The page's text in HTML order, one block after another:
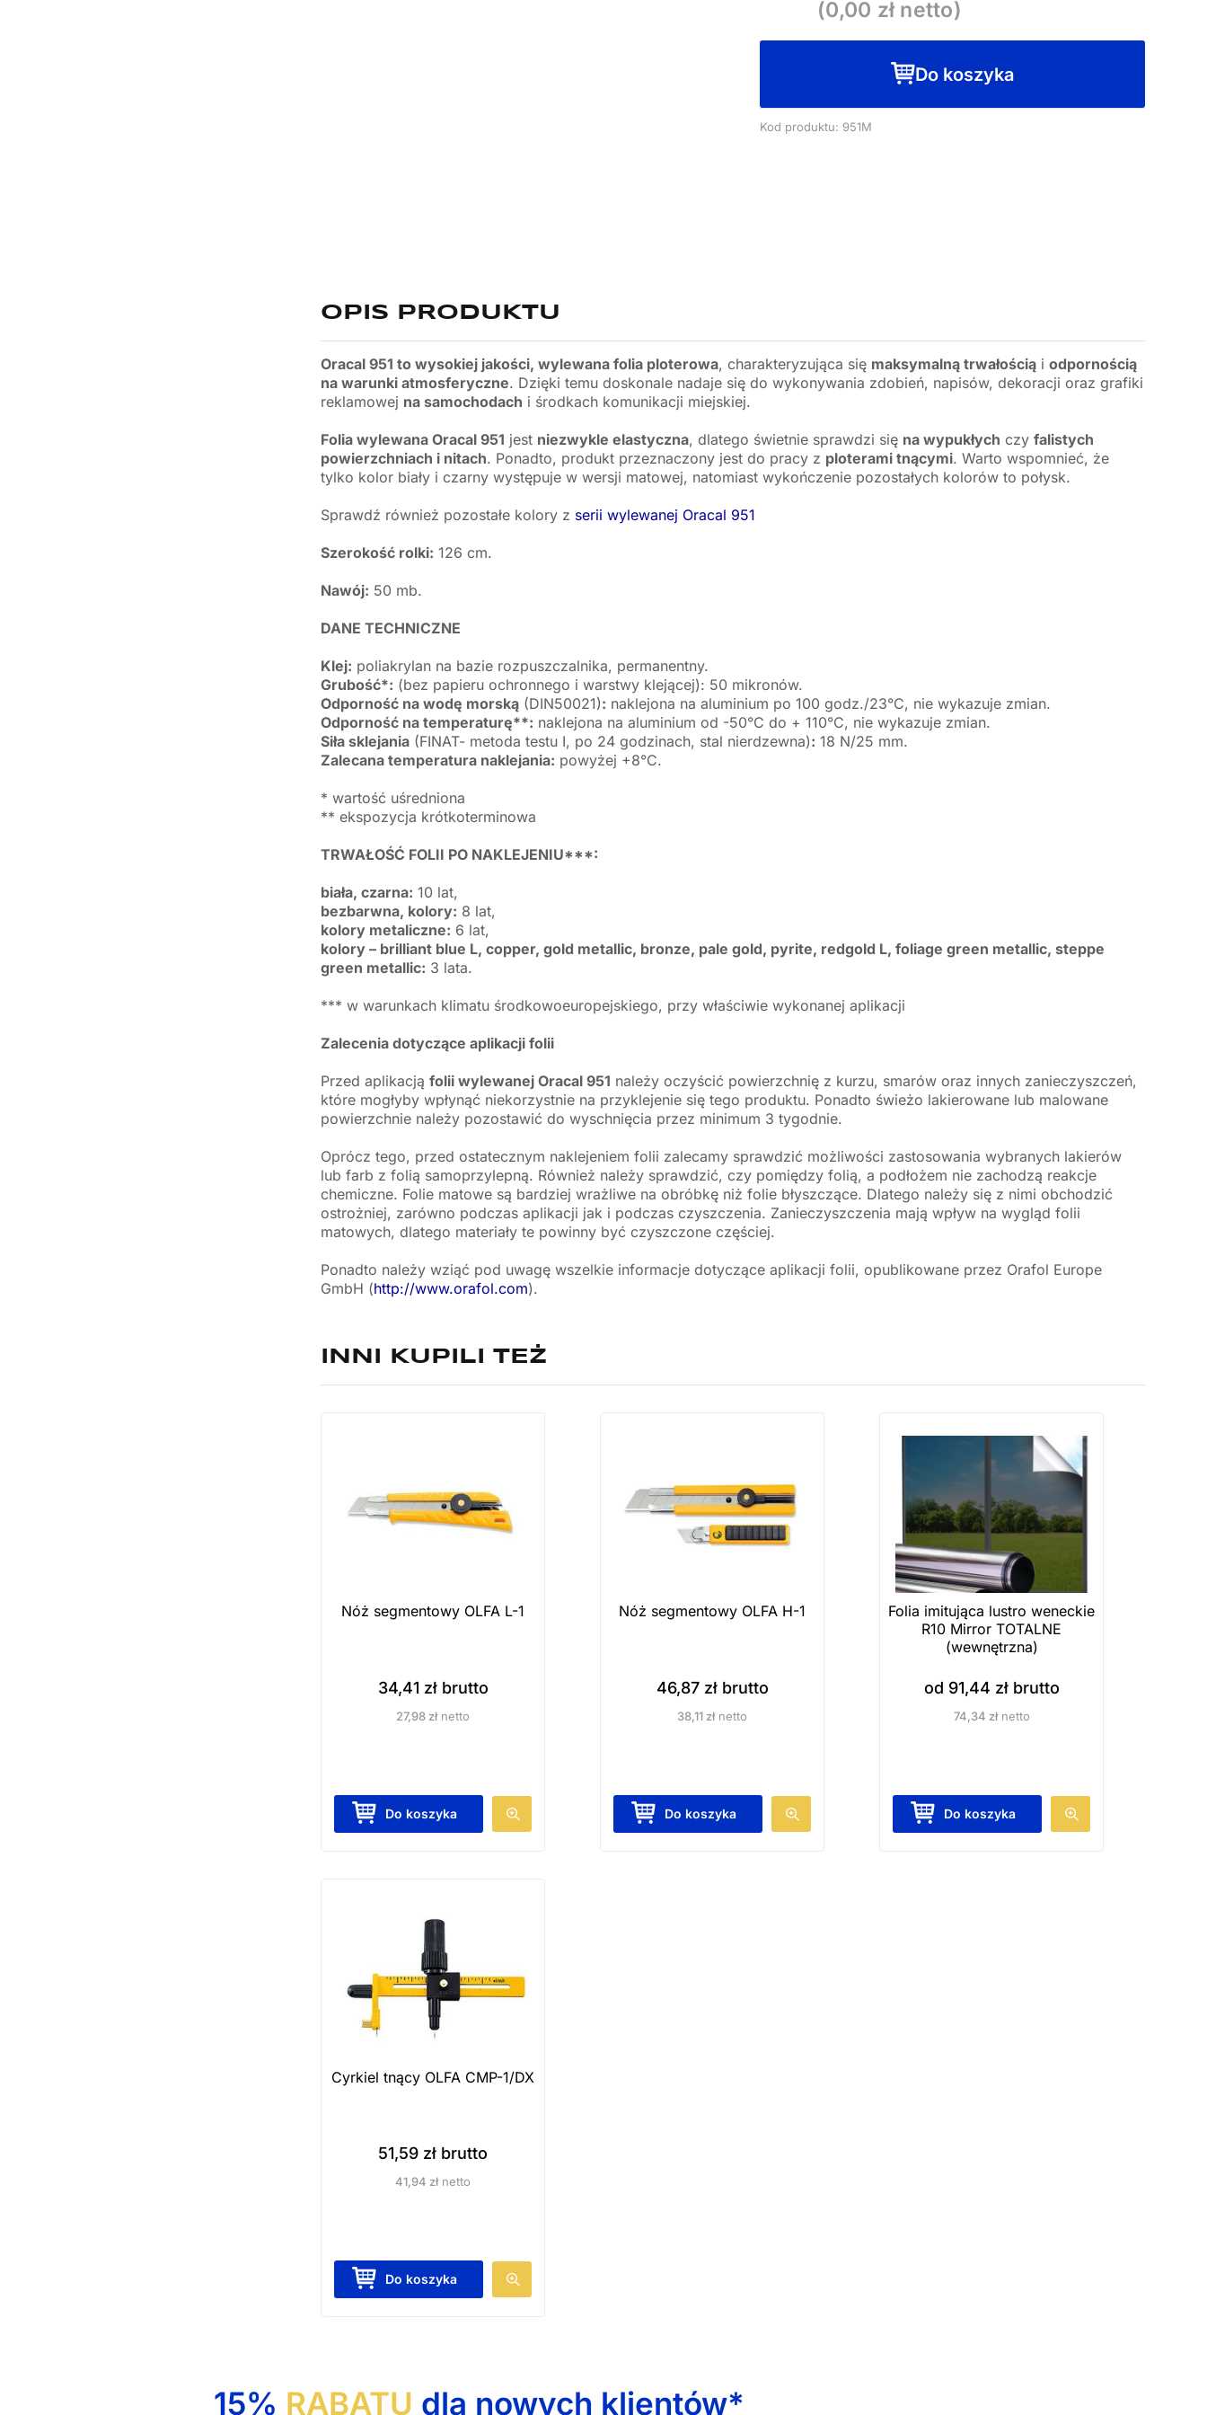
(0,00 zł netto)
Do koszyka
Kod produktu: 951M
OPIS PRODUKTU
Oracal 951 to wysokiej jakości, wylewana folia ploterowa, charakteryzująca się maksymalną trwałością i odpornością
na warunki atmosferyczne. Dzięki temu doskonale nadaje się do wykonywania zdobień, napisów, dekoracji oraz grafiki
reklamowej na samochodach i środkach komunikacji miejskiej.
Folia wylewana Oracal 951 jest niezwykle elastyczna, dlatego świetnie sprawdzi się na wypukłych czy falistych
powierzchniach i nitach. Ponadto, produkt przeznaczony jest do pracy z ploterami tnącymi. Warto wspomnieć, że
tylko kolor biały i czarny występuje w wersji matowej, natomiast wykończenie pozostałych kolorów to połysk.
Sprawdź również pozostałe kolory z serii wylewanej Oracal 951
Szerokość rolki: 126 cm.
Nawój: 50 mb.
DANE TECHNICZNE
Klej: poliakrylan na bazie rozpuszczalnika, permanentny.
Grubość*: (bez papieru ochronnego i warstwy klejącej): 50 mikronów.
Odporność na wodę morską (DIN50021): naklejona na aluminium po 100 godz./23°C, nie wykazuje zmian.
Odporność na temperaturę**: naklejona na aluminium od -50°C do + 110°C, nie wykazuje zmian.
Siła sklejania (FINAT- metoda testu I, po 24 godzinach, stal nierdzewna): 18 N/25 mm.
Zalecana temperatura naklejania: powyżej +8°C.
* wartość uśredniona
** ekspozycja krótkoterminowa
TRWAŁOŚĆ FOLII PO NAKLEJENIU***:
biała, czarna: 10 lat,
bezbarwna, kolory: 8 lat,
kolory metaliczne: 6 lat,
kolory – brilliant blue L, copper, gold metallic, bronze, pale gold, pyrite, redgold L, foliage green metallic, steppe
green metallic: 3 lata.
*** w warunkach klimatu środkowoeuropejskiego, przy właściwie wykonanej aplikacji
Zalecenia dotyczące aplikacji folii
Przed aplikacją folii wylewanej Oracal 951 należy oczyścić powierzchnię z kurzu, smarów oraz innych zanieczyszczeń,
które mogłyby wpłynąć niekorzystnie na przyklejenie się tego produktu. Ponadto świeżo lakierowane lub malowane
powierzchnie należy pozostawić do wyschnięcia przez minimum 3 tygodnie.
Oprócz tego, przed ostatecznym naklejeniem folii zalecamy sprawdzić możliwości zastosowania wybranych lakierów
lub farb z folią samoprzylepną. Również należy sprawdzić, czy pomiędzy folią, a podłożem nie zachodzą reakcje
chemiczne. Folie matowe są bardziej wrażliwe na obróbkę niż folie błyszczące. Dlatego należy się z nimi obchodzić
ostrożniej, zarówno podczas aplikacji jak i podczas czyszczenia. Zanieczyszczenia mają wpływ na wygląd folii
matowych, dlatego materiały te powinny być czyszczone częściej.
Ponadto należy wziąć pod uwagę wszelkie informacje dotyczące aplikacji folii, opublikowane przez Orafol Europe
GmbH (http://www.orafol.com).
INNI KUPILI TEŻ
Nóż segmentowy OLFA L-1
34,41 złbrutto
27,98 złnetto
Do koszyka
Nóż segmentowy OLFA H-1
46,87 złbrutto
38,11 złnetto
Do koszyka
Folia imitująca lustro weneckie
R10 Mirror TOTALNE
(wewnętrzna)
od 91,44 złbrutto
74,34 złnetto
Do koszyka
e
Cyrkiel tnący OLFA CMP-1/DX
51,59 zł brutto
41,94 złnetto
Do koszyka
15% RABATU dla nowych klientów*